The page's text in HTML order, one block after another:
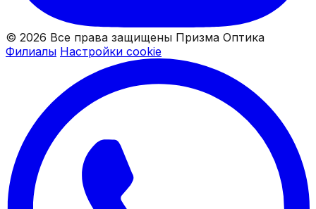
© 2026 Все права защищены Призма Оптика
Филиалы Настройки cookie